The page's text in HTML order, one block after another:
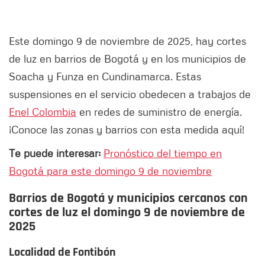
Este domingo 9 de noviembre de 2025, hay cortes
de luz en barrios de Bogotá y en los municipios de
Soacha y Funza en Cundinamarca. Estas
suspensiones en el servicio obedecen a trabajos de
Enel Colombia en redes de suministro de energía.
¡Conoce las zonas y barrios con esta medida aquí!
Te puede interesar: Pronóstico del tiempo en
Bogotá para este domingo 9 de noviembre
Barrios de Bogotá y municipios cercanos con
cortes de luz el domingo 9 de noviembre de
2025
Localidad de Fontibón